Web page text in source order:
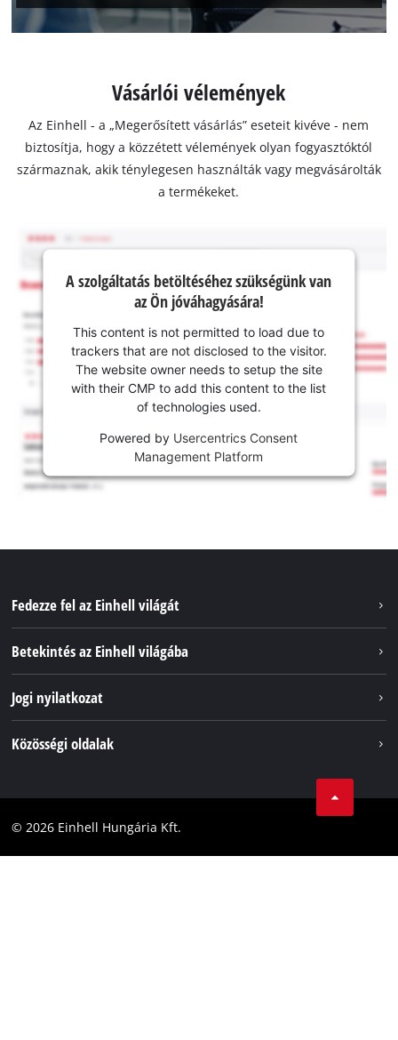
Vásárlói vélemények
Az Einhell - a „Megerősített vásárlás” eseteit kivéve - nem
biztosítja, hogy a közzétett vélemények olyan fogyasztóktól
származnak, akik ténylegesen használták vagy megvásárolták
a termékeket.
A szolgáltatás betöltéséhez szükségünk van
az Ön jóváhagyására!
This content is not permitted to load due to
trackers that are not disclosed to the visitor.
The website owner needs to setup the site
with their CMP to add this content to the list
of technologies used.
Powered by Usercentrics Consent
Management Platform
Fedezze fel az Einhell világát
Betekintés az Einhell világába
Az Einhell világszerte
Jogi nyilatkozat
Akadálymentesítési Nyilatkozat
Közösségi oldalak
Facebook
© 2026 Einhell Hungária Kft.